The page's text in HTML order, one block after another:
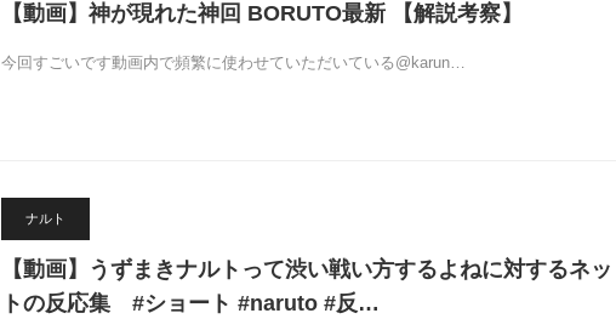
【動画】神が現れた神回 BORUTO最新 【解説考察】
今回すごいです動画内で頻繁に使わせていただいている@karun…
ナルト
【動画】うずまきナルトって渋い戦い方するよねに対するネッ
トの反応集 #ショート #naruto #反…